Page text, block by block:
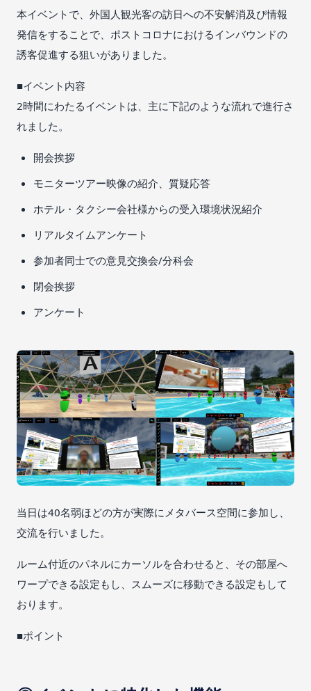
本イベントで、外国人観光客の訪日への不安解消及び情報
発信をすることで、ポストコロナにおけるインバウンドの
誘客促進する狙いがありました。
■イベント内容
2時間にわたるイベントは、主に下記のような流れで進行さ
れました。
開会挨拶
モニターツアー映像の紹介、質疑応答
ホテル・タクシー会社様からの受入環境状況紹介
リアルタイムアンケート
参加者同士での意見交換会/分科会
閉会挨拶
アンケート
当日は40名弱ほどの方が実際にメタバース空間に参加し、
交流を行いました。
ルーム付近のパネルにカーソルを合わせると、その部屋へ
ワープできる設定もし、スムーズに移動できる設定もして
おります。
■ポイント